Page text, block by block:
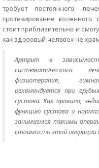
требует постоянного
протезирование коленного
стоит приблизительно и
как здоровый человек не
Артрит в
систематического
физиотерапия,
рекомендуется при
сустава. Как правило,
функцию сустава и
занимаемся такими
стоимость этой операции